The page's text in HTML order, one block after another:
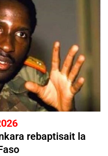
rebaptisait la